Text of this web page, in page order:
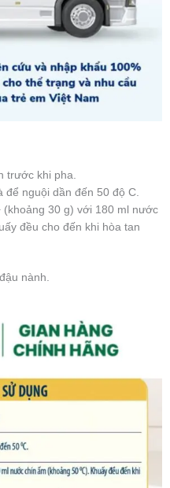
trước khi pha.
nguội dần đến 50 độ C.
(khoảng 30 g) với 180 ml nước
đều cho đến khi hòa tan
nành.